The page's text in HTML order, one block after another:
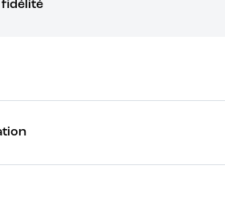
fidélité